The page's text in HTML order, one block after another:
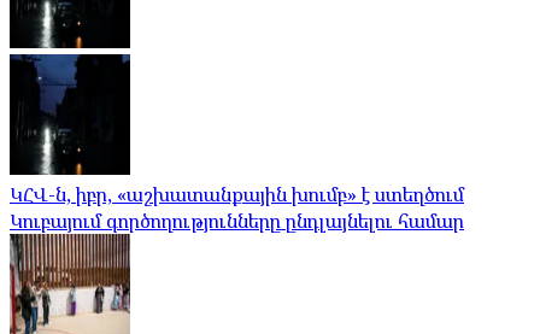
ԿՀՎ-ն, իբր, «աշխատանքային խումբ» է ստեղծում
Կուբայում գործողությունները ընդլայնելու համար